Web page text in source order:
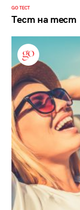
GO ТЕСТ
Тест на тест